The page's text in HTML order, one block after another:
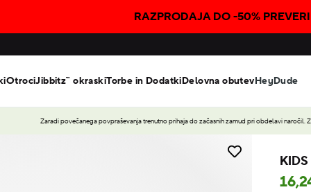
RAZPRODAJA DO -50%
OtrociJibbitz™ okraskiTorbe in DodatkiDelovna obutevHeyDude
Zaradi povečanega povpraševanja trenutno prihaja do začasnih zamud pri obdelavi naročil.